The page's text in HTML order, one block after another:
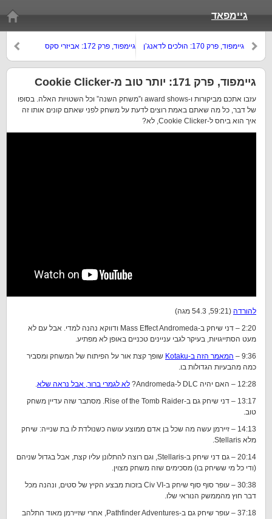
גיימפאד
גיימפוד, פרק 172: אביזרי סקס
גיימפוד, פרק 170: הולכים לדאנג’ן
גיימפוד, פרק 171: יותר טוב מ-Cookie Clicker
עזבו אתכם מביקורות ו-award shows ו”משחק השנה” וכל השטויות האלה. בסופו
של דבר, כל מה שאתם באמת רוצים לדעת על משחק לפני שאתם קונים אותו זה
איך הוא ביחס ל-Cookie Clicker, לא?
להורדה (59:21, 54.3 מגה)
2:20 – דני שיחק ב-Mass Effect Andromeda ודווקא נהנה למדי. אבל עם לא
מעט הסתייגויות, בעיקר לגבי עניינים טכניים באופן לא מפתיע.
9:36 –
המאמר הזה ב-Kotaku
שופך קצת אור על הפיתוח של המשחק ומסביר
כמה מהבעיות הגדולות בו.
12:28 – האם יהיה DLC ל-Andromeda?
לא לגמרי ברור, אבל נראה שלא.
13:17 – דני שיחק גם ב-Rise of the Tomb Raider. מסתבר שזה עדיין משחק
טוב.
14:13 – זיירמן עשה מה שכל בן אדם ממוצע עושה כשנולדת לו בת שנייה: שיחק
מלא Stellaris.
20:14 – גם דני שיחק ב-Stellaris, וגם רוצה להתלונן עליו קצת, אבל בגדול שניהם
(ודי כל מי ששיחק בו) מסכימים שזה משחק מצוין.
30:38 – עופר סוף סוף שיחק ב-Civ VI בזכות מבצע הקיץ של סטים, ונהנה מכל
דבר חוץ מהממשק הנוראי שלו.
37:18 – עופר שיחק גם ב-Pathfinder Adventures, אחרי שזיירמן מאוד התלהב